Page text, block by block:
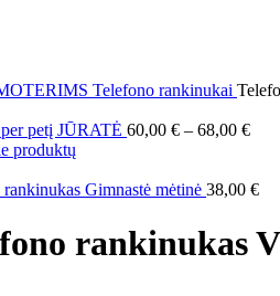
Telefono rankinukai
petį JŪRATĖ 60,00 € – 68,00 €
produktų
Gimnastė mėtinė 38,00 €
rankinukas